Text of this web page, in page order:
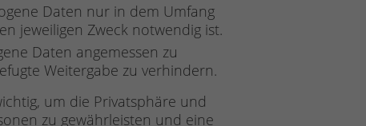
Daten nur in dem Umfang
jeweiligen Zweck notwendig ist.
Daten angemessen zu
Weitergabe zu verhindern.
um die Privatsphäre und
zu gewährleisten und eine